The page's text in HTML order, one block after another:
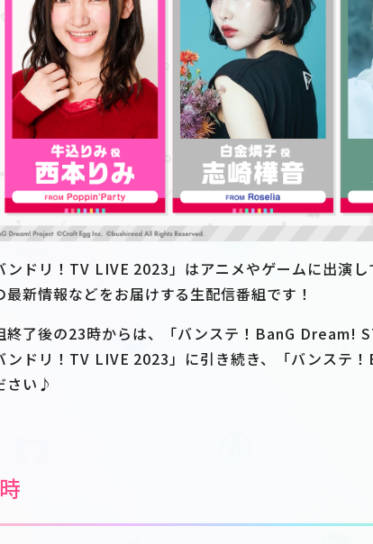
ンドリ！TV LIVE 2023」はアニメやゲームに出演
最新情報などをお届けする生配信番組です！
終了後の23時からは、「バンステ！BanG Dream!
ンドリ！TV LIVE 2023」に引き続き、「バンス
さい♪